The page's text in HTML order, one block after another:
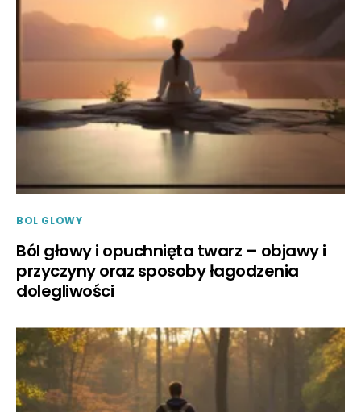
BOL GLOWY
Ból głowy i opuchnięta twarz – objawy i
przyczyny oraz sposoby łagodzenia
dolegliwości